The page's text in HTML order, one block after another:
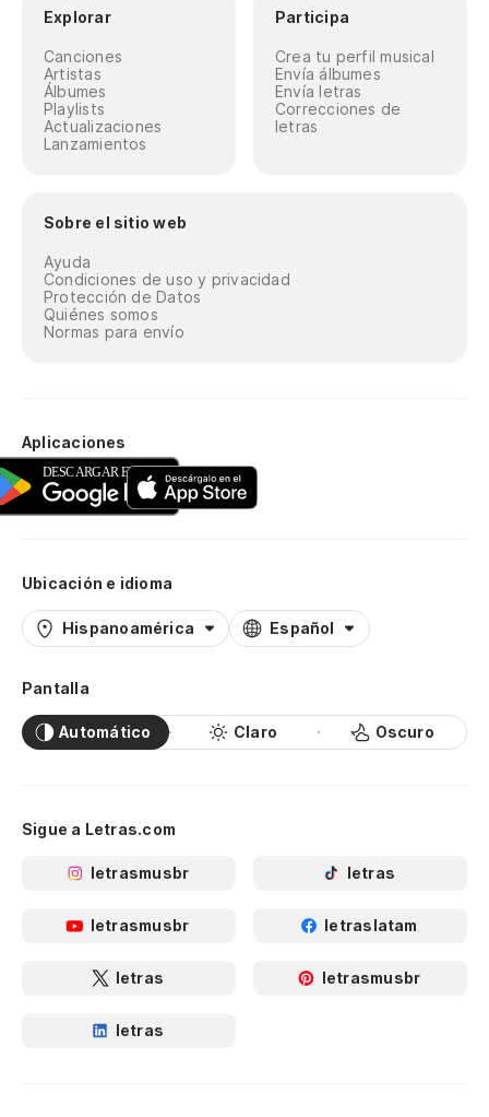
Explorar
Canciones
Artistas
Álbumes
Playlists
Actualizaciones
Lanzamientos
Participa
Crea tu perfil musical
Envía álbumes
Envía letras
Correcciones de
letras
Sobre el sitio web
Ayuda
Condiciones de uso y privacidad
Protección de Datos
Quiénes somos
Normas para envío
Aplicaciones
Ubicación e idioma
Hispanoamérica Español
Pantalla
Automático Claro Oscuro
Sigue a Letras.com
letrasmusbr letras
letrasmusbr letraslatam
letras letrasmusbr
letras